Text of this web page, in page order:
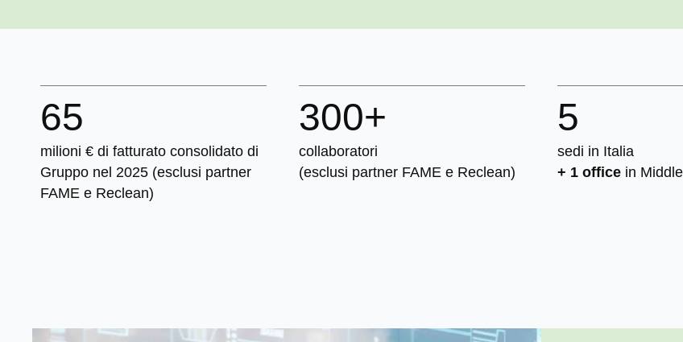
65
milioni € di fatturato consolidato di
Gruppo nel 2025 (esclusi partner
FAME e Reclean)
300+
collaboratori
(esclusi partner FAME e Reclean)
5
sedi in Italia
+ 1 office in